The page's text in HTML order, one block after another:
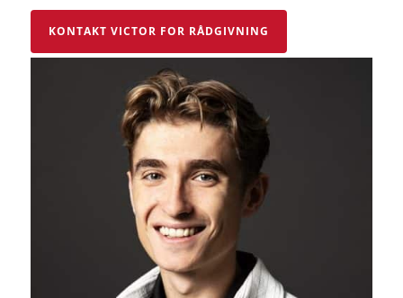
KONTAKT VICTOR FOR RÅDGIVNING